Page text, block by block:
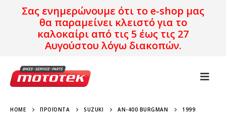
Σας ενημερώνουμε ότι το e-shop μας
θα παραμείνει κλειστό για το
καλοκαίρι από τις 5 έως τις 27
Αυγούστου λόγω διακοπών.
HOME ΠΡΟΪΌΝΤΑ SUZUKI AN-400 BURGMAN 1999